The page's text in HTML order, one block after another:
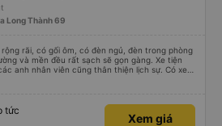
Long Thành 69
rãi, có gối ôm, có đèn ngủ, đèn trong phòng
và mền đều rất sạch sẽ gọn gàng. Xe tiện
anh nhân viên cũng thân thiện lịch sự. Có xe
phố tuy hoà rất tiện. Giá vé hợp lý. Nói
tức
Xem giá